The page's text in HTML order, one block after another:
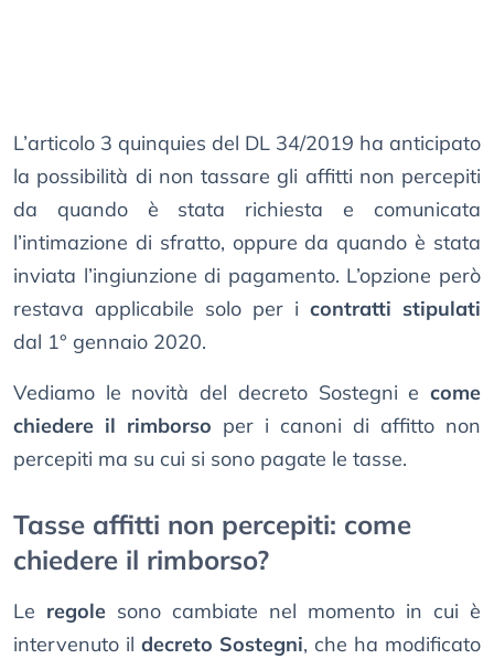
L’articolo 3 quinquies del DL 34/2019 ha anticipato
la possibilità di non tassare gli affitti non percepiti
da quando è stata richiesta e comunicata
l’intimazione di sfratto, oppure da quando è stata
inviata l’ingiunzione di pagamento. L’opzione però
restava applicabile solo per i contratti stipulati
dal 1° gennaio 2020.
Vediamo le novità del decreto Sostegni e come
chiedere il rimborso per i canoni di affitto non
percepiti ma su cui si sono pagate le tasse.
Tasse affitti non percepiti: come
chiedere il rimborso?
Le regole sono cambiate nel momento in cui è
intervenuto il decreto Sostegni, che ha modificato